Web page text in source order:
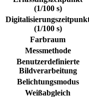
(1/100 s)
(1/100 s)
Farbraum
Messmethode
Benutzerdefinierte
Bildverarbeitung
Belichtungsmodus
Weißabgleich